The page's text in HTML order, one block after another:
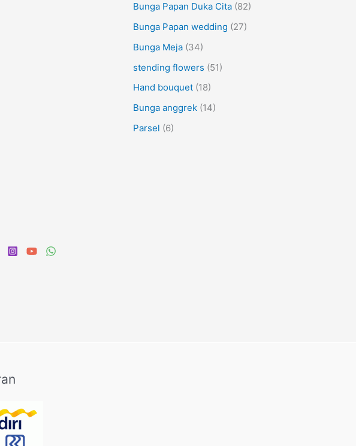
Bunga Papan Duka Cita (82)
Bunga Papan wedding (27)
Bunga Meja (34)
stending flowers (51)
Hand bouquet (18)
Bunga anggrek (14)
Parsel (6)